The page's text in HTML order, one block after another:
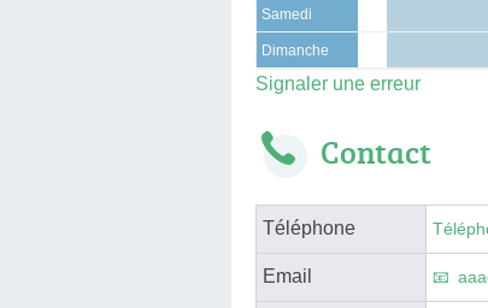
Samedi
Dimanche
Signaler une erreur
Contact
Téléphone
Email